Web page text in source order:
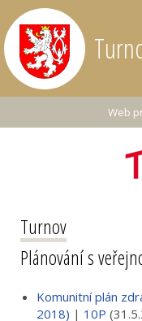
Web
Turnov
Plánování s
Komunitní plán
2018) | 10P